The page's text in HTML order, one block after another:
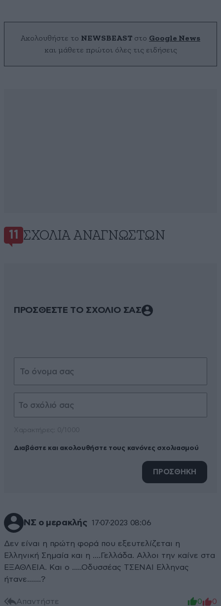
Ακολουθήστε το NEWSBEAST στο Google News
και μάθετε πρώτοι όλες τις ειδήσεις
11 ΣΧΌΛΙΑ ΑΝΑΓΝΩΣΤΏΝ
ΠΡΟΣΘΕΣΤΕ ΤΟ ΣΧΟΛΙΟ ΣΑΣ
Διαβάστε και ακολουθήστε τους κανόνες σχολιασμού
ΠΡΟΣΘΗΚΗ
ΝΣ ο μερακλής 17·07·2023 08:06
Δεν είναι η πρώτη φορά που εξευτελίζεται η
Ελληνική Σημαία και η ....Γελλάδα. Αλλοι την καίνε στα
ΕΞΑΘΛΕΙΑ. Και ο .....Οδυσσέας ΤΣΕΝΑΙ Ελληνας
ήτανε.......?
Απαντήστε 0 0